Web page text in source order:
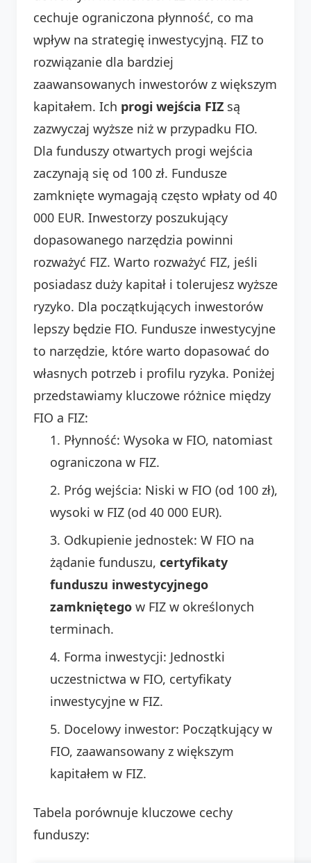
cechuje ograniczona płynność, co ma
wpływ na strategię inwestycyjną. FIZ to
rozwiązanie dla bardziej
zaawansowanych inwestorów z większym
kapitałem. Ich progi wejścia FIZ są
zazwyczaj wyższe niż w przypadku FIO.
Dla funduszy otwartych progi wejścia
zaczynają się od 100 zł. Fundusze
zamknięte wymagają często wpłaty od 40
000 EUR. Inwestorzy poszukujący
dopasowanego narzędzia powinni
rozważyć FIZ. Warto rozważyć FIZ, jeśli
posiadasz duży kapitał i tolerujesz wyższe
ryzyko. Dla początkujących inwestorów
lepszy będzie FIO. Fundusze inwestycyjne
to narzędzie, które warto dopasować do
własnych potrzeb i profilu ryzyka. Poniżej
przedstawiamy kluczowe różnice między
FIO a FIZ:
Płynność: Wysoka w FIO, natomiast
ograniczona w FIZ.
Próg wejścia: Niski w FIO (od 100 zł),
wysoki w FIZ (od 40 000 EUR).
Odkupienie jednostek: W FIO na
żądanie funduszu, certyfikaty
funduszu inwestycyjnego
zamkniętego w FIZ w określonych
terminach.
Forma inwestycji: Jednostki
uczestnictwa w FIO, certyfikaty
inwestycyjne w FIZ.
Docelowy inwestor: Początkujący w
FIO, zaawansowany z większym
kapitałem w FIZ.
Tabela porównuje kluczowe cechy
funduszy: